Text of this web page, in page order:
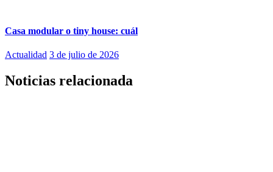
Casa modular o tiny house: cuál
Actualidad 3 de julio de 2026
Noticias relacionada